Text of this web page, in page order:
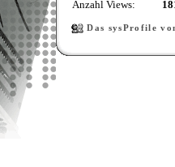
Anzahl Views:
Das sysProfile